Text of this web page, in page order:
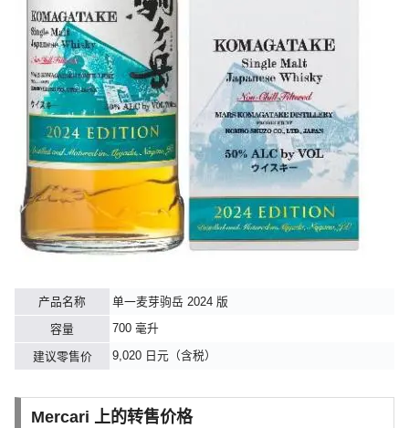
产品名称
单一麦芽驹岳 2024 版
容量
700 毫升
建议零售价 9,020 日元（含税）
Mercari 上的转售价格